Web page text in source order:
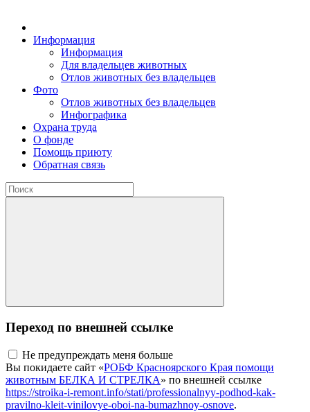
Информация
Информация
Для владельцев животных
Отлов животных без владельцев
Фото
Отлов животных без владельцев
Инфографика
Охрана труда
О фонде
Помощь приюту
Обратная связь
Переход по внешней ссылке
Не предупреждать меня больше
Вы покидаете сайт «РОБФ Красноярского Края помощи
животным БЕЛКА И СТРЕЛКА» по внешней ссылке
https://stroika-i-remont.info/stati/professionalnyy-podhod-kak-
pravilno-kleit-vinilovye-oboi-na-bumazhnoy-osnove.